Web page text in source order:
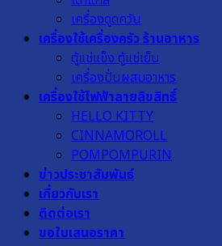
เครื่องดูดควัน
เครื่องใช้เครื่องครัว ร้านอาหาร
ตู้แช่แข็ง ตู้แช่เย็น
เครื่องปั่นผสมอาหาร
เครื่องใช้ไฟฟ้าลายลิขสิทธิ์
HELLO KITTY
CINNAMOROLL
POMPOMPURIN
ข่าวประชาสัมพันธ์
เกี่ยวกับเรา
ติดต่อเรา
ขอใบเสนอราคา